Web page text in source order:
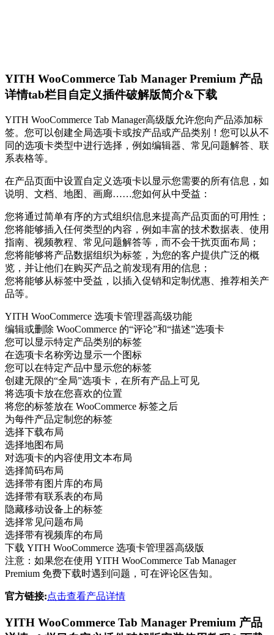
YITH WooCommerce Tab Manager Premium 产品
详情tab栏目自定义插件破解版简介&下载
YITH WooCommerce Tab Manager高级版允许您向产品添加标
签。您可以创建全局选项卡或按产品或产品类别！您可以从不
同的选项卡类型中进行选择，例如编辑器、常见问题解答、联
系表格等。
在产品页面中设置自定义选项卡以显示您需要的所有信息，如
说明、文档、地图、画廊……您如何从中受益：
您将通过简单有序的方式组织信息来提高产品页面的可用性；
您将能够插入任何类型的内容，例如丰富的技术数据表、使用
指南、视频教程、常见问题解答等，而不会干扰页面布局；
您将能够将产品数据组织为标签，为您的客户提供广泛的概
览，并让他们在购买产品之前发现有用的信息；
您将能够从标签中受益，以插入促销和定制优惠、推荐相关产
品等。
YITH WooCommerce 选项卡管理器高级功能
编辑或删除 WooCommerce 的“评论”和“描述”选项卡
您可以显示特定产品类别的标签
在选项卡名称旁边显示一个图标
您可以在特定产品中显示您的标签
创建无限的“全局”选项卡，在所有产品上可见
将选项卡放在您喜欢的位置
将您的标签放在 WooCommerce 标签之后
为每件产品定制您的标签
选择下载布局
选择地图布局
对选项卡的内容使用文本布局
选择简码布局
选择带有图片库的布局
选择带有联系表的布局
隐藏移动设备上的标签
选择常见问题布局
选择带有视频库的布局
下载 YITH WooCommerce 选项卡管理器高级版
注意：如果您在使用 YITH WooCommerce Tab Manager
Premium 免费下载时遇到问题，可在评论区告知。
官方链接:点击查看产品详情
YITH WooCommerce Tab Manager Premium 产品